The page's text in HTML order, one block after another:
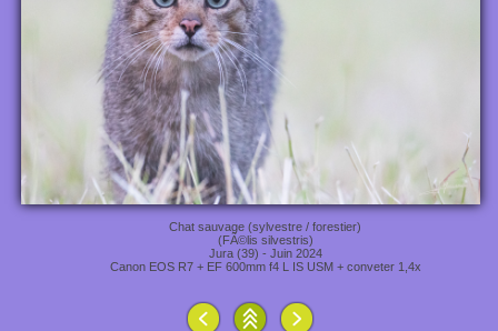
Chat sauvage (sylvestre / forestier)
(FÃ©lis silvestris)
Jura (39) - Juin 2024
Canon EOS R7 + EF 600mm f4 L IS USM + conveter 1,4x